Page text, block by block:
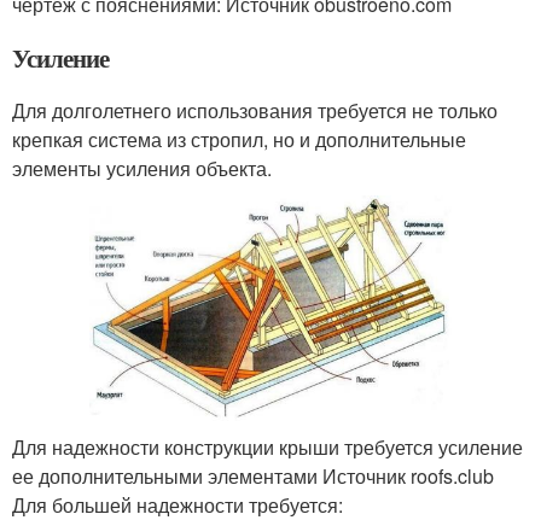
Усиление
Для долголетнего использования требуется не только
крепкая система из стропил, но и дополнительные
элементы усиления объекта.
Для надежности конструкции крыши требуется усиление
ее дополнительными элементами Источник roofs.club
Для большей надежности требуется: